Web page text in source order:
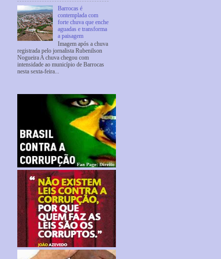
Barrocas é
contemplada com
forte chuva que enche
aguadas e transforma
a paisagem
Imagem após a chuva
registrada pelo jornalista Rubenilson
Nogueira A chuva chegou com
intensidade ao município de Barrocas
nesta sexta-feira...